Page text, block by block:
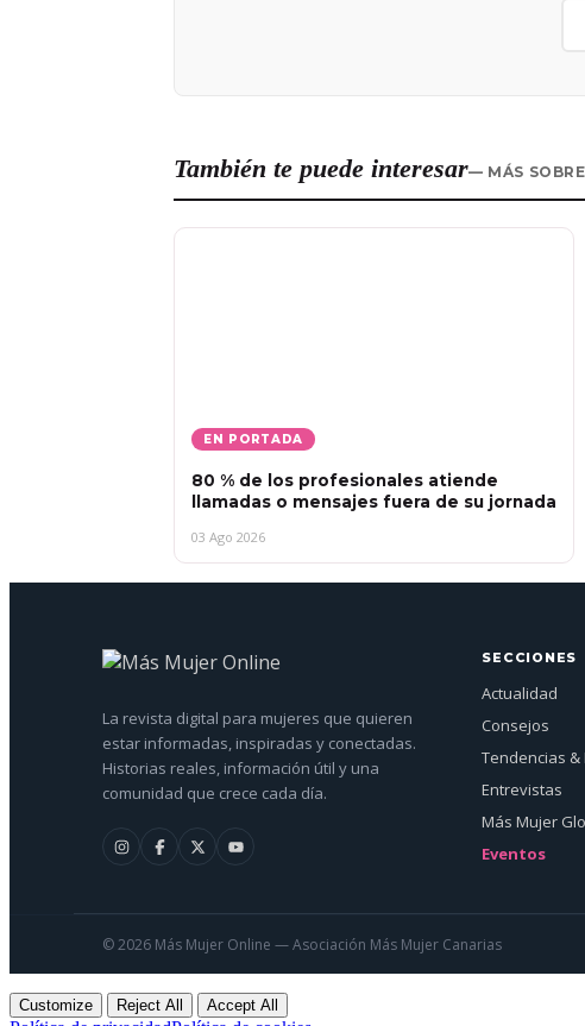
También te puede interesar— MÁS
EN PORTADA
80 % de los profesionales atiende
llamadas o mensajes fuera de su jornada
03 Ago 2026
La revista digital para mujeres que quieren
estar informadas, inspiradas y conectadas.
Historias reales, información útil y una
comunidad que crece cada día.
SECCIONES
Actualidad
Consejos
Tendencias &
Entrevistas
Más Mujer
Eventos
© 2026 Más Mujer Online — Asociación Más Mujer Canarias
Customize Reject All Accept All